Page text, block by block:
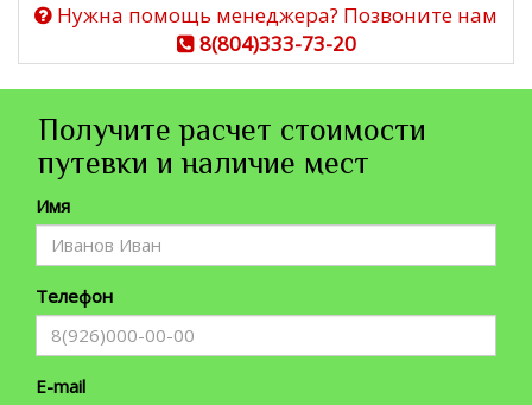
Нужна помощь менеджера? Позвоните нам
8(804)333-73-20
Получите расчет стоимости
путевки и наличие мест
Имя
Телефон
E-mail